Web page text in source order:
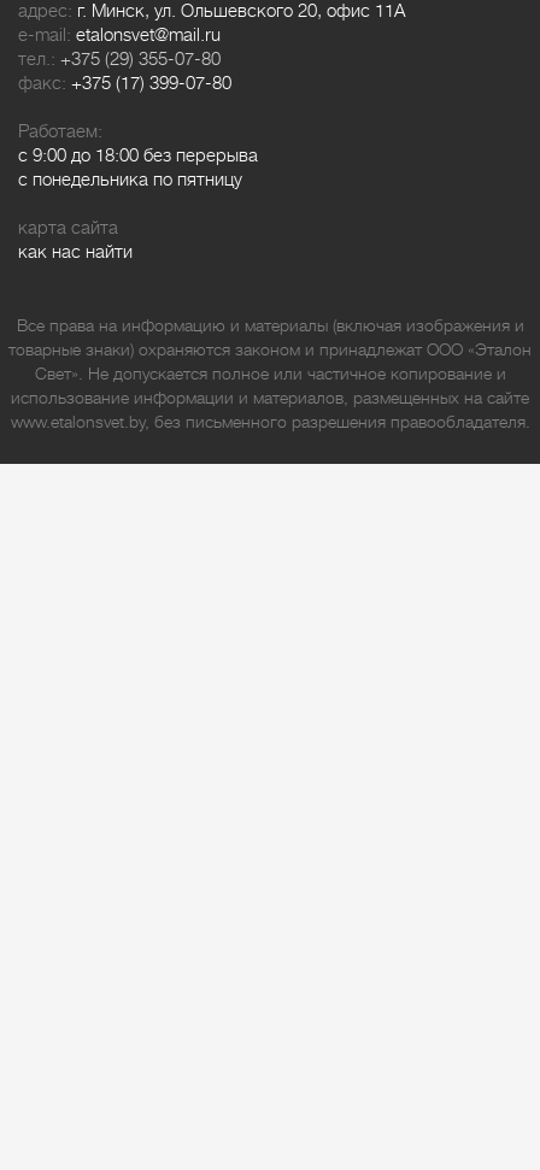
адрес: г. Минск, ул. Ольшевского 20, офис 11А
e-mail: etalonsvet@mail.ru
тел.: +375 (29) 355-07-80
факс: +375 (17) 399-07-80
Работаем:
с 9:00 до 18:00 без перерыва
с понедельника по пятницу
карта сайта
как нас найти
Все права на информацию и материалы (включая изображения и
товарные знаки) охраняются законом и принадлежат ООО «Эталон
Свет». Не допускается полное или частичное копирование и
использование информации и материалов, размещенных на сайте
www.etalonsvet.by, без письменного разрешения правообладателя.